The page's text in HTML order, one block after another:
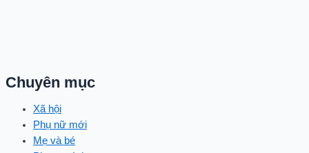
Chuyên mục
Xã hội
Phụ nữ mới
Mẹ và bé